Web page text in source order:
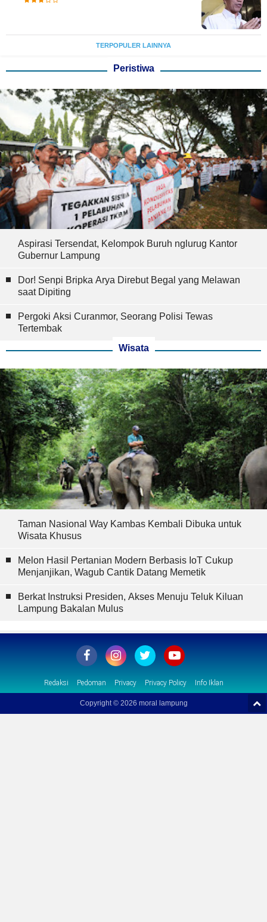
TERPOPULER LAINNYA
Peristiwa
Aspirasi Tersendat, Kelompok Buruh nglurug Kantor
Gubernur Lampung
Dor! Senpi Bripka Arya Direbut Begal yang Melawan
saat Dipiting
Pergoki Aksi Curanmor, Seorang Polisi Tewas
Tertembak
Wisata
Taman Nasional Way Kambas Kembali Dibuka untuk
Wisata Khusus
Melon Hasil Pertanian Modern Berbasis IoT Cukup
Menjanjikan, Wagub Cantik Datang Memetik
Berkat Instruksi Presiden, Akses Menuju Teluk Kiluan
Lampung Bakalan Mulus
Redaksi Pedoman Privacy Privacy Policy Info Iklan
Copyright © 2026 moral lampung